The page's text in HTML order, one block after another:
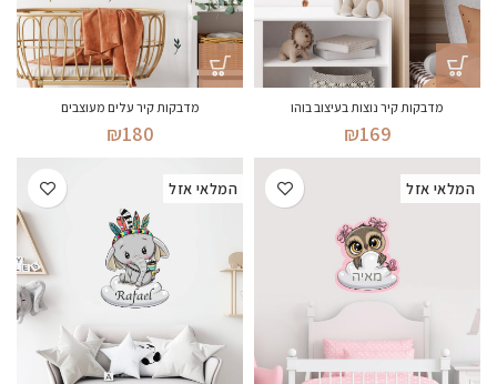
מדבקות קיר נוצות בעיצוב בוהו
₪169
מדבקות קיר עלים מעוצבים
₪180
המלאי אזל המלאי אזל